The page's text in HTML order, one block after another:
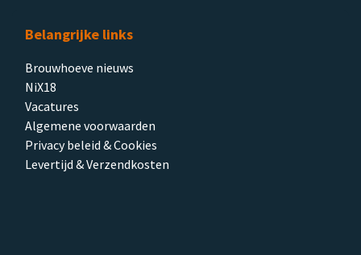
Belangrijke links
Brouwhoeve nieuws
NiX18
Vacatures
Algemene voorwaarden
Privacy beleid & Cookies
Levertijd & Verzendkosten